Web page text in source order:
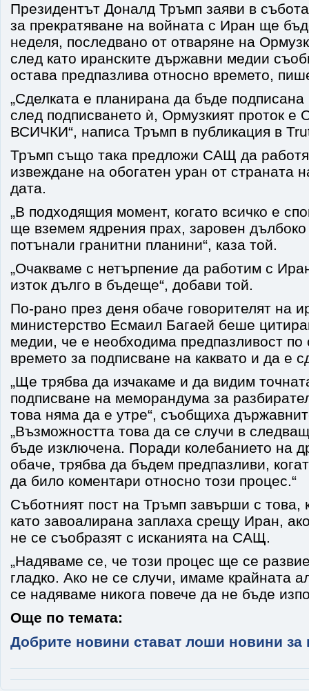
Президентът Доналд Тръмп заяви в
за прекратяване на войната с Иран ще
неделя, последвано от отваряне на
след като иранските държавни медии
остава предпазлива относно времето,
„Сделката е планирана да бъде подписана
след подписването ѝ, Ормузкият проток
ВСИЧКИ“, написа Тръмп в публикация в
Тръмп също така предложи САЩ да
извеждане на обогатен уран от страната
дата.
„В подходящия момент, когато всичко е
ще вземем ядрения прах, заровен
потънали гранитни планини“, каза той.
„Очакваме с нетърпение да работим с
изток дълго в бъдеще“, добави той.
По-рано през деня обаче говорителят на
министерство Есмаил Багаей беше
медии, че е необходима предпазливост
времето за подписване на каквато и да е
„Ще трябва да изчакаме и да видим
подписване на меморандума за
това няма да е утре“, съобщиха
„Възможността това да се случи в
бъде изключена. Поради колебанието на
обаче, трябва да бъдем предпазливи,
да било коментари относно този процес.“
Съботният пост на Тръмп завърши с това,
като завоалирана заплаха срещу Иран,
не се съобразят с исканията на САЩ.
„Надяваме се, че този процес ще се
гладко. Ако не се случи, имаме крайната
се надяваме никога повече да не бъде
Още по темата:
Добрите новини стават лоши новини за